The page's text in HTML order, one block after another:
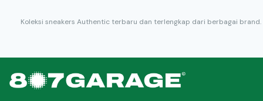
Koleksi sneakers Authentic terbaru dan terlengkap dari berbagai brand.